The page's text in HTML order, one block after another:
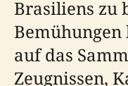
Brasiliens zu
auf das
Zeugnissen,